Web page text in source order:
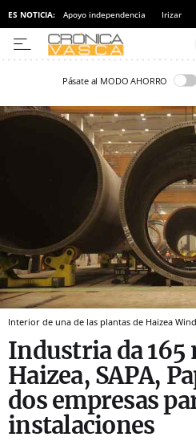
ES NOTICIA: Apoyo independencia Irizar
Pásate al MODO AHORRO
Interior de una de las plantas de Haizea
Industria da 165
Haizea, SAPA,
dos empresas
instalaciones